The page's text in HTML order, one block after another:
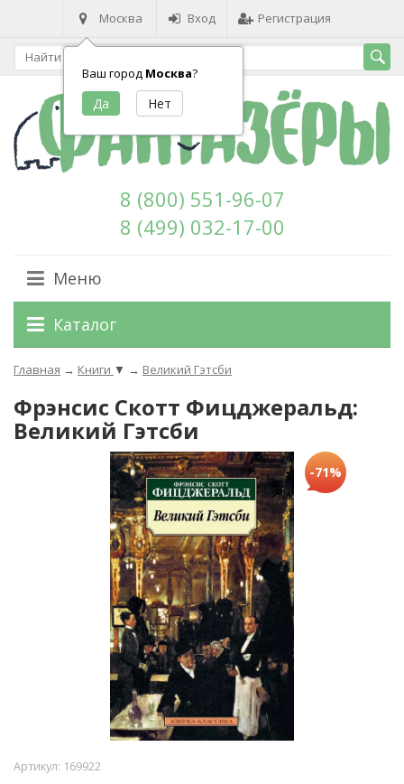
Москва
Ваш город Москва?
Вход Регистрация
8 (800) 551-96-07
8 (499) 032-17-00
Меню
Каталог
Главная → Книги ▼ → Великий Гэтсби
Фрэнсис Скотт Фицджеральд:
Великий Гэтсби
-71%
Артикул: 169922